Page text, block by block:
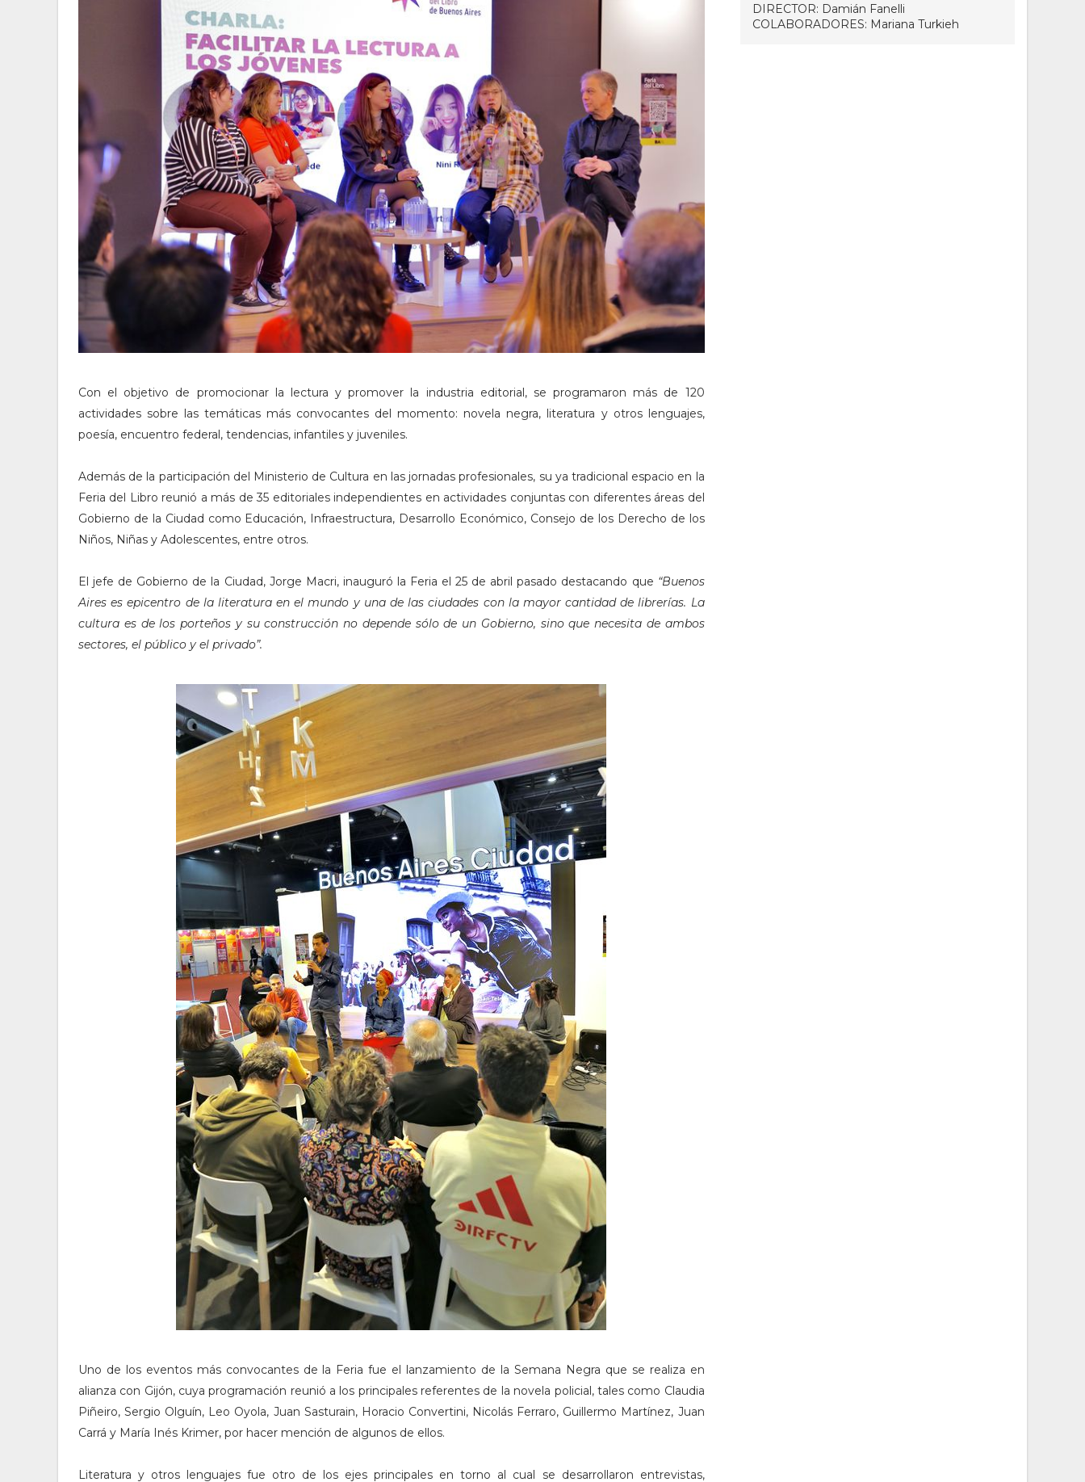
Con el objetivo de promocionar la lectura y promover la industria editorial, se programaron más de 120
actividades sobre las temáticas más convocantes del momento: novela negra, literatura y otros lenguajes,
poesía, encuentro federal, tendencias, infantiles y juveniles.
Además de la participación del Ministerio de Cultura en las jornadas profesionales, su ya tradicional espacio en la
Feria del Libro reunió a más de 35 editoriales independientes en actividades conjuntas con diferentes áreas del
Gobierno de la Ciudad como Educación, Infraestructura, Desarrollo Económico, Consejo de los Derecho de los
Niños, Niñas y Adolescentes, entre otros.
El jefe de Gobierno de la Ciudad, Jorge Macri, inauguró la Feria el 25 de abril pasado destacando que “Buenos
Aires es epicentro de la literatura en el mundo y una de las ciudades con la mayor cantidad de librerías. La
cultura es de los porteños y su construcción no depende sólo de un Gobierno, sino que necesita de ambos
sectores, el público y el privado”.
Uno de los eventos más convocantes de la Feria fue el lanzamiento de la Semana Negra que se realiza en
alianza con Gijón, cuya programación reunió a los principales referentes de la novela policial, tales como Claudia
Piñeiro, Sergio Olguín, Leo Oyola, Juan Sasturain, Horacio Convertini, Nicolás Ferraro, Guillermo Martínez, Juan
Carrá y María Inés Krimer, por hacer mención de algunos de ellos.
Literatura y otros lenguajes fue otro de los ejes principales en torno al cual se desarrollaron entrevistas,
DIRECTOR: Damián Fanelli
COLABORADORES: Mariana Turkieh